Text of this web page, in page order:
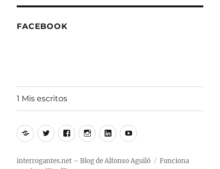
FACEBOOK
1 Mis escritos
Alfonso
Aguiló
TwitterFacebookInstagram
LinkedinYoutube
interrogantes.net – Blog de Alfonso Aguiló
Funciona